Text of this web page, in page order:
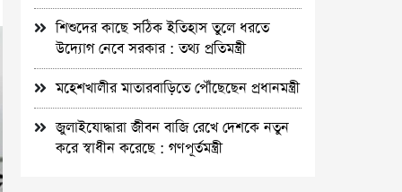
শিশুদের কাছে সঠিক ইতিহাস তুলে ধরতে
উদ্যোগ নেবে সরকার : তথ্য প্রতিমন্ত্রী
মহেশখালীর মাতারবাড়িতে পৌঁছেছেন প্রধানমন্ত্রী
জুলাইযোদ্ধারা জীবন বাজি রেখে দেশকে নতুন
করে স্বাধীন করেছে : গণপূর্তমন্ত্রী